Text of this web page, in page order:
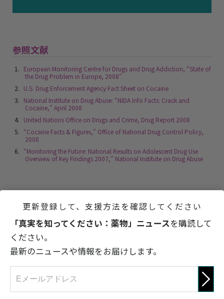
参照文献
European Monitoring Centre for Drugs and Drug Addiction, “State of
the Drug Problem in Europe, 2008”
U.S. Drug Enforcement Agency Fact Sheet on Cocaine
National Institute on Drug Abuse: “NIDA Info Facts: Crack and
Cocaine,” April 2008
United Nations Office on Drugs and Crime, Drug Report 2008
“Cocaine Facts & Figures,” Office of National Drug Control Policy,
2008
“Monitoring the Future: National Results on Adolescent Drug Use
Overview of Key Findings 2007,” National Institute on Drug Abuse
コカインとは?
更新登録して、支援方法を確認してください
「真実を知ってください：薬物」ニュースを購読して
ください。
最新のニュースや情報をお届けします。